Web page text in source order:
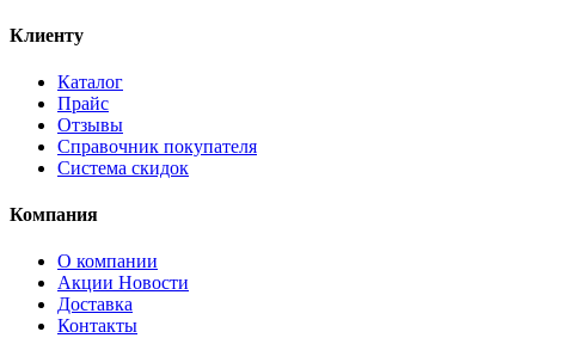
Клиенту
Каталог
Прайс
Отзывы
Справочник покупателя
Система скидок
Компания
О компании
Aкции Новости
Доставка
Контакты